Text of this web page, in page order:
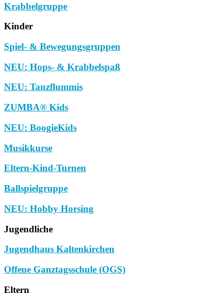
Krabbelgruppe
Kinder
Spiel- & Bewegungsgruppen
NEU: Hops- & Krabbelspaß
NEU: Tanzflummis
ZUMBA® Kids
NEU: BoogieKids
Musikkurse
Eltern-Kind-Turnen
Ballspielgruppe
NEU: Hobby Horsing
Jugendliche
Jugendhaus Kaltenkirchen
Offene Ganztagsschule (OGS)
Eltern